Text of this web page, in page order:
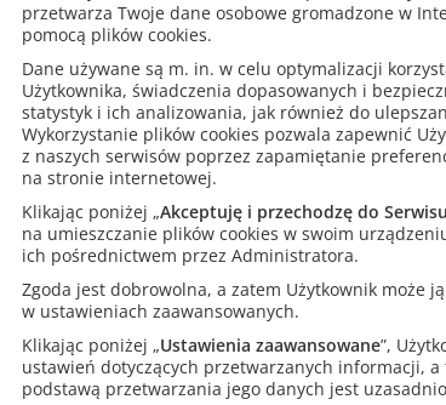
Przetestuj bezpłatnie program.
Więcej informacji o programie na
Klubowicze GWO zobaczą cenę po
Pakiet nauczycielski
dostęp doKompozytoradla jednego
ważny przez 365 dni od momentu
duży rabat dla członków klubów
Kody dostępu doKompozytoramogą
przetwarza Twoje dane osobowe gromadzone w
pomocą plików cookies.
Dane używane są m. in. w celu optymalizacji
Użytkownika, świadczenia dopasowanych i
statystyk i ich analizowania, jak również do
Wykorzystanie plików cookies pozwala zapewnić
z naszych serwisów poprzez zapamiętanie
na stronie internetowej.
Klikając poniżej „Akceptuję i przechodzę do Serwisu
na umieszczanie plików cookies w swoim
ich pośrednictwem przez Administratora.
Zgoda jest dobrowolna, a zatem Użytkownik może
w ustawieniach zaawansowanych.
Klikając poniżej „Ustawienia zaawansowane”,
ustawień dotyczących przetwarzanych informacji,
podstawą przetwarzania jego danych jest